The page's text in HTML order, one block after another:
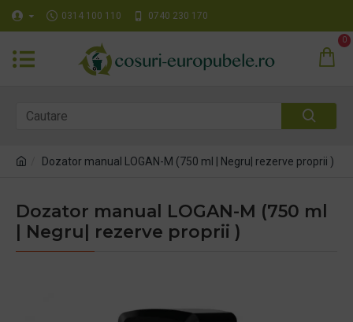
0314 100 110 0740 230 170
0
Dozator manual LOGAN-M (750 ml | Negru| rezerve proprii )
Dozator manual LOGAN-M (750 ml
| Negru| rezerve proprii )